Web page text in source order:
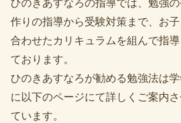
ひのきあすなろの指導では、勉強
作りの指導から受験対策まで、お
合わせたカリキュラムを組んで指
ております。
ひのきあすなろが勧める勉強法は
に以下のページにて詳しくご案内
ています。